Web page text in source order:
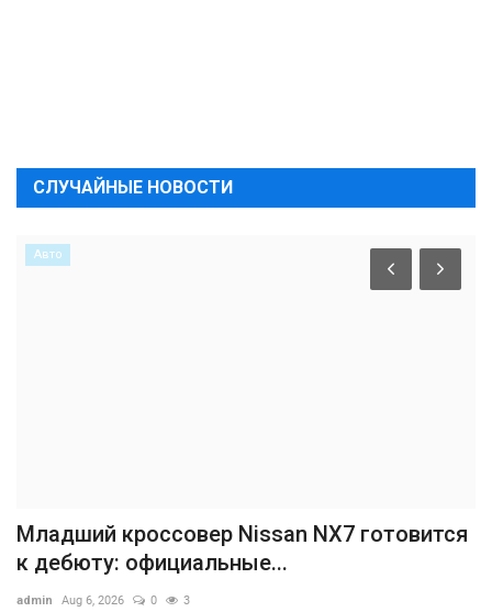
СЛУЧАЙНЫЕ НОВОСТИ
Авто
Младший кроссовер Nissan NX7 готовится
к дебюту: официальные...
admin Aug 6, 2026 0 3